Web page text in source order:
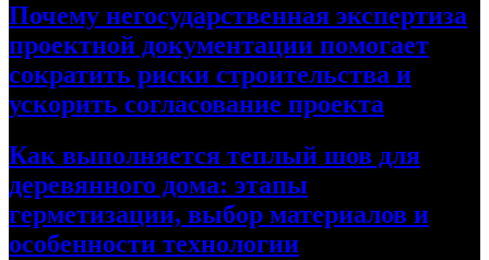
Почему негосударственная экспертиза
проектной документации помогает
сократить риски строительства и
ускорить согласование проекта
Как выполняется теплый шов для
деревянного дома: этапы
герметизации, выбор материалов и
особенности технологии